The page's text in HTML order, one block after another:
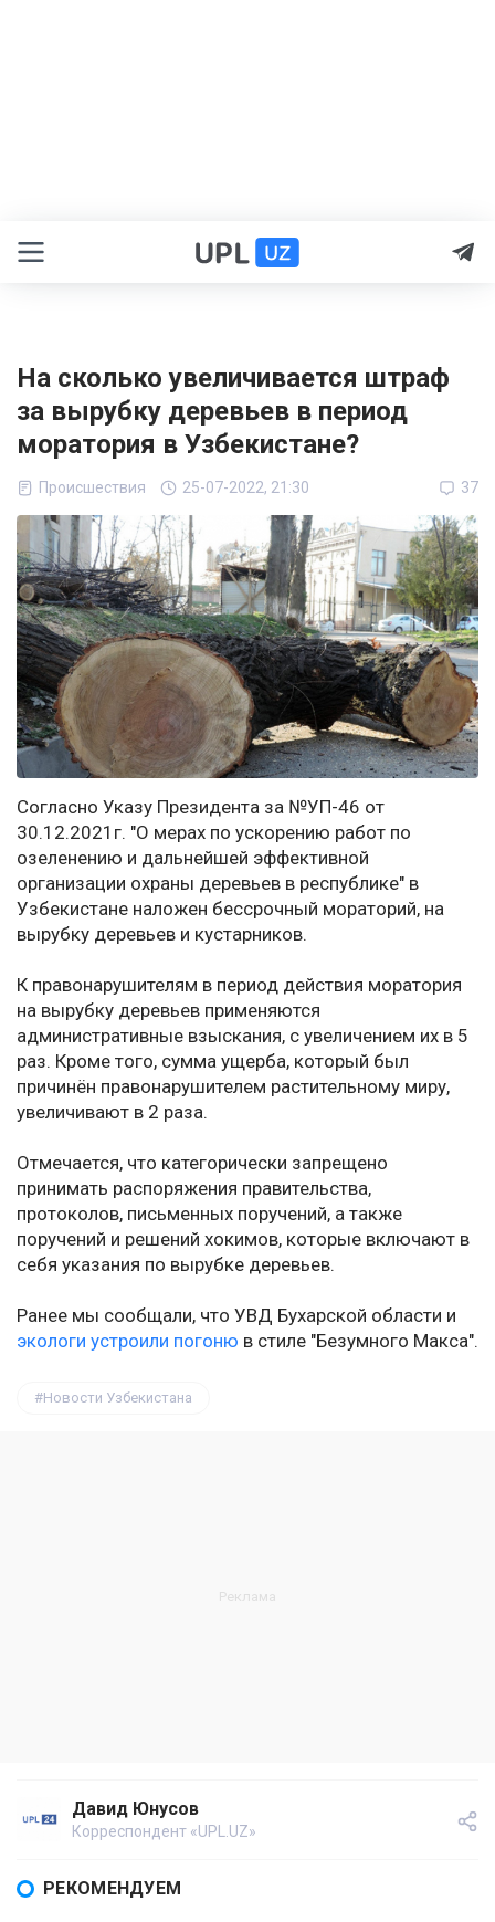
На сколько увеличивается штраф
за вырубку деревьев в период
моратория в Узбекистане?
Происшествия 25-07-2022, 21:30 37
Согласно Указу Президента за №УП-46 от
30.12.2021г. "О мерах по ускорению работ по
озеленению и дальнейшей эффективной
организации охраны деревьев в республике" в
Узбекистане наложен бессрочный мораторий, на
вырубку деревьев и кустарников.
К правонарушителям в период действия моратория
на вырубку деревьев применяются
административные взыскания, с увеличением их в 5
раз. Кроме того, сумма ущерба, который был
причинён правонарушителем растительному миру,
увеличивают в 2 раза.
Отмечается, что категорически запрещено
принимать распоряжения правительства,
протоколов, письменных поручений, а также
поручений и решений хокимов, которые включают в
себя указания по вырубке деревьев.
Ранее мы сообщали, что УВД Бухарской области и
экологи устроили погоню в стиле "Безумного Макса".
Новости Узбекистана
Давид Юнусов
Корреспондент «UPL.UZ»
РЕКОМЕНДУЕМ